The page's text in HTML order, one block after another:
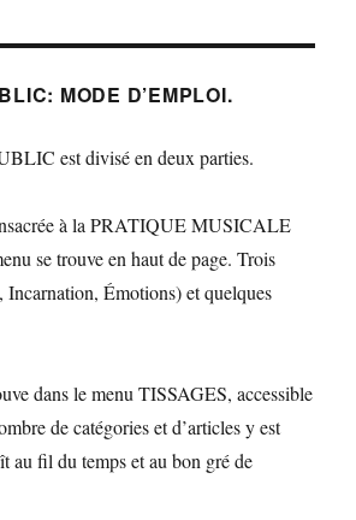
MODE D’EMPLOI.
est divisé en deux parties.
à la PRATIQUE MUSICALE
se trouve en haut de page. Trois
Incarnation, Émotions) et quelques
dans le menu TISSAGES, accessible
de catégories et d’articles y est
au fil du temps et au bon gré de